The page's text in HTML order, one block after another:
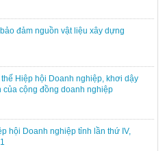
đảm nguồn vật liệu xây dựng
Hiệp hội Doanh nghiệp, khơi dậy
của cộng đồng doanh nghiệp
hội Doanh nghiệp tỉnh lần thứ IV,